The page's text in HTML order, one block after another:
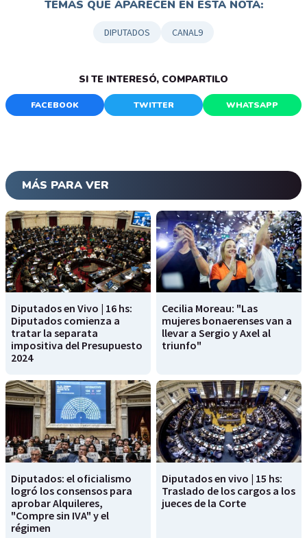
TEMAS QUE APARECEN EN ESTA NOTA:
DIPUTADOS CANAL9
SI TE INTERESÓ, COMPARTILO
FACEBOOK TWITTER WHATSAPP
MÁS PARA VER
Diputados en Vivo | 16 hs:
Diputados comienza a
tratar la separata
impositiva del Presupuesto
2024
Cecilia Moreau: "Las
mujeres bonaerenses van a
llevar a Sergio y Axel al
triunfo"
Diputados: el oficialismo
logró los consensos para
aprobar Alquileres,
"Compre sin IVA" y el
régimen
Diputados en vivo | 15 hs:
Traslado de los cargos a los
jueces de la Corte